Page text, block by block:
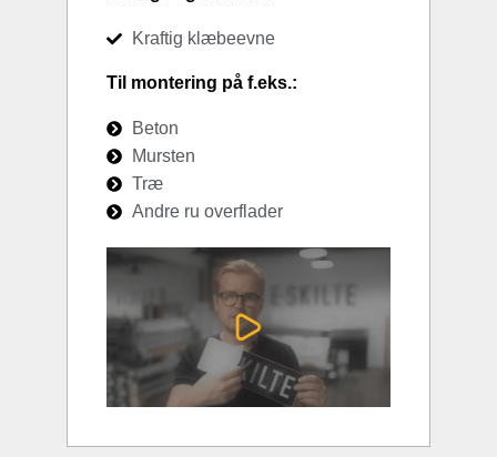
Kraftig klæbeevne
Til montering på f.eks.:
Beton
Mursten
Træ
Andre ru overflader